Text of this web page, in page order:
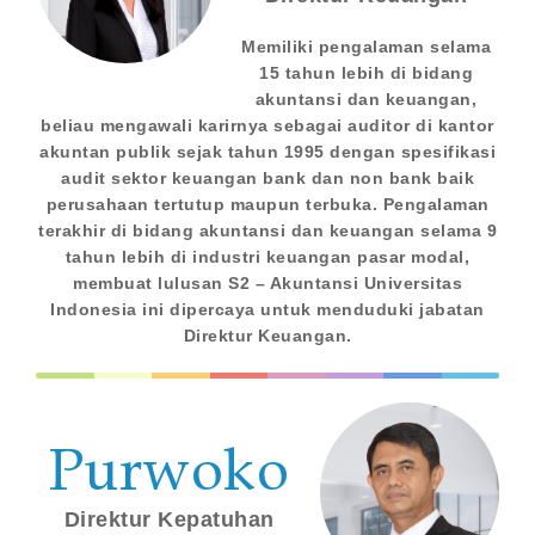
Memiliki pengalaman selama
15 tahun lebih di bidang
akuntansi dan keuangan,
beliau mengawali karirnya sebagai auditor di kantor
akuntan publik sejak tahun 1995 dengan spesifikasi
audit sektor keuangan bank dan non bank baik
perusahaan tertutup maupun terbuka. Pengalaman
terakhir di bidang akuntansi dan keuangan selama 9
tahun lebih di industri keuangan pasar modal,
membuat lulusan S2 – Akuntansi Universitas
Indonesia ini dipercaya untuk menduduki jabatan
Direktur Keuangan.
Purwoko
Direktur Kepatuhan